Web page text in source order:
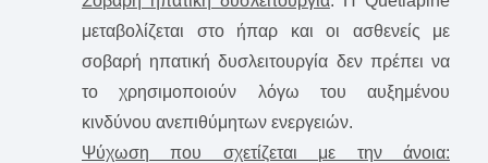
μεταβολίζεται στο ήπαρ και οι ασθενείς με
σοβαρή ηπατική δυσλειτουργία δεν πρέπει να
το χρησιμοποιούν λόγω του αυξημένου
κινδύνου ανεπιθύμητων ενεργειών.
Ψύχωση που σχετίζεται με την άνοια: